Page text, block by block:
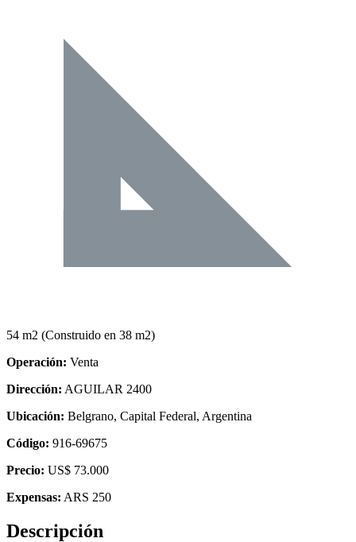
54 m2 (Construido en 38 m2)
Operación: Venta
Dirección: AGUILAR 2400
Ubicación: Belgrano, Capital Federal, Argentina
Código: 916-69675
Precio: US$ 73.000
Expensas: ARS 250
Descripción